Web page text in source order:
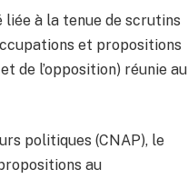
liée à la tenue de scrutins
et propositions
de l’opposition) réunie au
politiques (CNAP), le
au